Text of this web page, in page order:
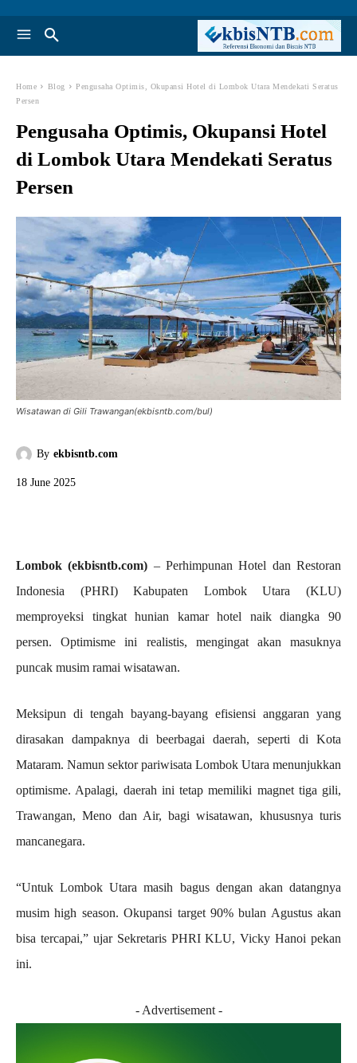
Home Blog
Pengusaha Optimis, Okupansi Hotel di Lombok Utara Mendekati Seratus
Persen
Pengusaha Optimis, Okupansi Hotel
di Lombok Utara Mendekati Seratus
Persen
Wisatawan di Gili Trawangan(ekbisntb.com/bul)
By ekbisntb.com
18 June 2025
Lombok (ekbisntb.com) – Perhimpunan Hotel dan Restoran
Indonesia (PHRI) Kabupaten Lombok Utara (KLU)
memproyeksi tingkat hunian kamar hotel naik diangka 90
persen. Optimisme ini realistis, mengingat akan masuknya
puncak musim ramai wisatawan.
Meksipun di tengah bayang-bayang efisiensi anggaran yang
dirasakan dampaknya di beerbagai daerah, seperti di Kota
Mataram. Namun sektor pariwisata Lombok Utara menunjukkan
optimisme. Apalagi, daerah ini tetap memiliki magnet tiga gili,
Trawangan, Meno dan Air, bagi wisatawan, khususnya turis
mancanegara.
“Untuk Lombok Utara masih bagus dengan akan datangnya
musim high season. Okupansi target 90% bulan Agustus akan
bisa tercapai,” ujar Sekretaris PHRI KLU, Vicky Hanoi pekan
ini.
- Advertisement -